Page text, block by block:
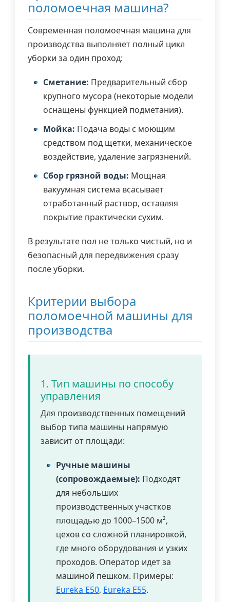
поломоечная машина?
Современная поломоечная машина для
производства выполняет полный цикл
уборки за один проход:
Сметание: Предварительный сбор
крупного мусора (некоторые модели
оснащены функцией подметания).
Мойка: Подача воды с моющим
средством под щетки, механическое
воздействие, удаление загрязнений.
Сбор грязной воды: Мощная
вакуумная система всасывает
отработанный раствор, оставляя
покрытие практически сухим.
В результате пол не только чистый, но и
безопасный для передвижения сразу
после уборки.
Критерии выбора
поломоечной машины для
производства
1. Тип машины по способу
управления
Для производственных помещений
выбор типа машины напрямую
зависит от площади:
Ручные машины
(сопровождаемые): Подходят
для небольших
производственных участков
площадью до 1000–1500 м²,
цехов со сложной планировкой,
где много оборудования и узких
проходов. Оператор идет за
машиной пешком. Примеры:
Eureka E50, Eureka E55.